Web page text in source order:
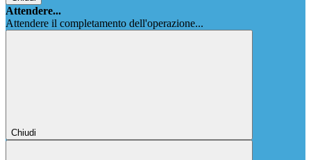
Attendere...
Attendere il completamento dell'operazione...
Chiudi